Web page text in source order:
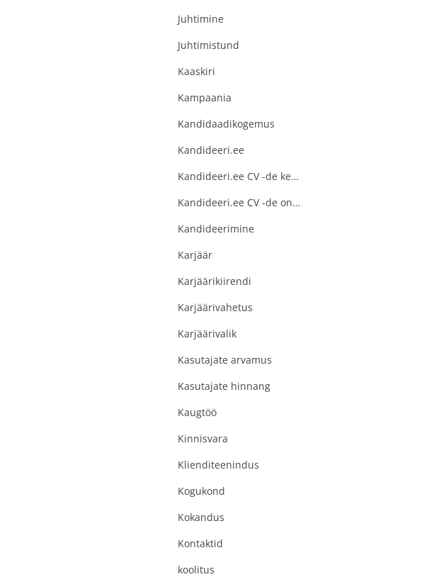
Juhtimine
Juhtimistund
Kaaskiri
Kampaania
Kandidaadikogemus
Kandideeri.ee
Kandideeri.ee CV -de keskus
Kandideeri.ee CV -de online süsteem
Kandideerimine
Karjäär
Karjäärikiirendi
Karjäärivahetus
Karjäärivalik
Kasutajate arvamus
Kasutajate hinnang
Kaugtöö
Kinnisvara
Klienditeenindus
Kogukond
Kokandus
Kontaktid
koolitus